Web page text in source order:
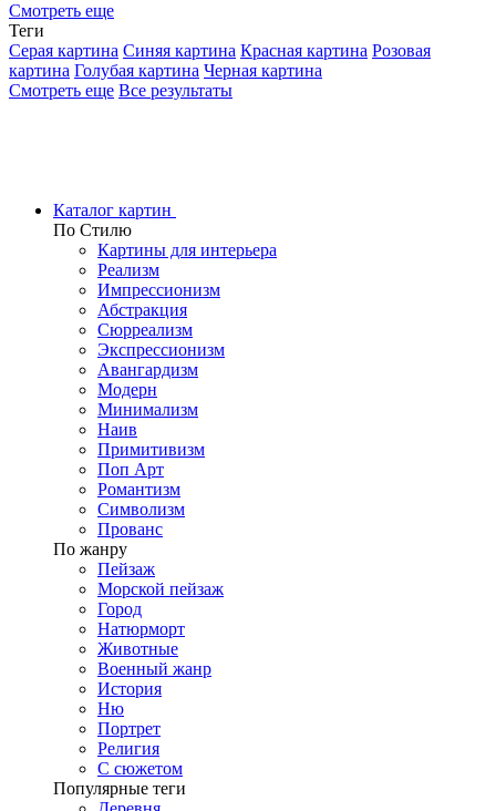
Смотреть еще
Теги
Серая картина Синяя картина Красная картина Розовая
картина Голубая картина Черная картина
Смотреть еще Все результаты
Каталог картин
По Стилю
Картины для интерьера
Реализм
Импрессионизм
Абстракция
Сюрреализм
Экспрессионизм
Авангардизм
Модерн
Минимализм
Наив
Примитивизм
Поп Арт
Романтизм
Символизм
Прованс
По жанру
Пейзаж
Морской пейзаж
Город
Натюрморт
Животные
Военный жанр
История
Ню
Портрет
Религия
С сюжетом
Популярные теги